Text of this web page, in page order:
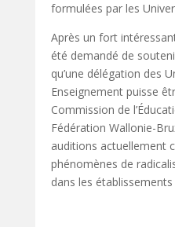
formulées par les
Après un fort
été demandé de
qu’une délégation des
Enseignement puisse
Commission de
Fédération Wallonie-
auditions actuellement
phénomènes de
dans les